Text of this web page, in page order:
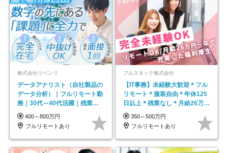
株式会社リベンリ
データアナリスト（自社製品の
データ分析）｜フルリモート勤
務｜30代～40代活躍｜残業少
なめ｜子育て社員多数活躍
400～800万円
フルリモートあり
フルスタック株式会社
【IT事務】未経験大歓迎＊フル
リモート＊服装自由＊年休125
日以上＊残業なし＊月給26万円
以上
350～500万円
フルリモートあり